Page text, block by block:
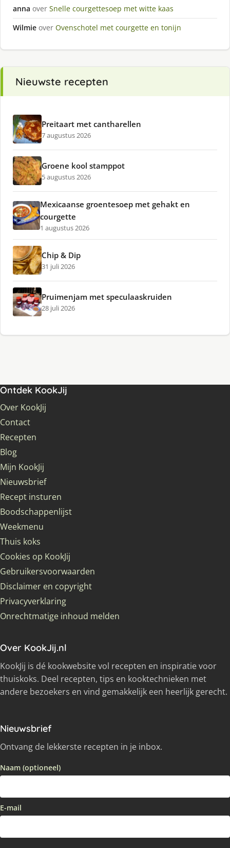
anna over Snelle courgettesoep met witte kaas
Wilmie over Ovenschotel met courgette en tonijn
Nieuwste recepten
Preitaart met cantharellen
7 augustus 2026
Groene kool stamppot
5 augustus 2026
Mexicaanse groentesoep met gehakt en
courgette
1 augustus 2026
Chip & Dip
31 juli 2026
Pruimenjam met speculaaskruiden
28 juli 2026
Ontdek KookJij
Over KookJij
Contact
Recepten
Blog
Mijn KookJij
Nieuwsbrief
Recept insturen
Boodschappenlijst
Weekmenu
Thuis koks
Cookies op KookJij
Gebruikersvoorwaarden
Disclaimer en copyright
Privacyverklaring
Onrechtmatige inhoud melden
Over KookJij.nl
KookJij is dé kookwebsite vol recepten en inspiratie voor
thuiskoks. Deel recepten, tips en kooktechnieken met
andere bezoekers en vind gemakkelijk een heerlijk gerecht.
Nieuwsbrief
Ontvang de lekkerste recepten in je inbox.
Naam (optioneel)
E-mail